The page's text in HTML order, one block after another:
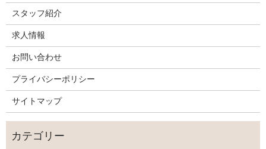
スタッフ紹介
求人情報
お問い合わせ
プライバシーポリシー
サイトマップ